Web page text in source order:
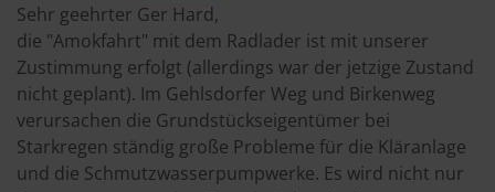
Sehr geehrter Ger Hard,
die "Amokfahrt" mit dem Radlader ist mit unserer
Zustimmung erfolgt (allerdings war der jetzige Zustand
nicht geplant). Im Gehlsdorfer Weg und Birkenweg
verursachen die Grundstückseigentümer bei
Starkregen ständig große Probleme für die Kläranlage
und die Schmutzwasserpumpwerke. Es wird nicht nur